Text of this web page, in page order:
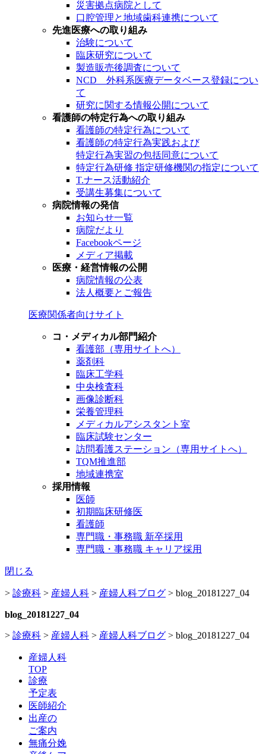
災害拠点病院として
口腔管理と地域歯科連携について
先進医療への取り組み
治験について
臨床研究について
製造販売後調査について
NCD 外科系医療データベース登録につい
て
研究に関する情報公開について
看護師の特定行為への取り組み
看護師の特定行為について
看護師の特定行為実践および
特定行為実習の包括同意について
特定行為研修 指定研修機関の指定について
T.ナース活動紹介
受講生募集について
病院情報の発信
お知らせ一覧
病院だより
Facebookページ
メディア掲載
医療・経営情報の公開
病院情報の公表
法人概要とご報告
医療関係者向けサイト
コ・メディカル部門紹介
看護部（専用サイトへ）
薬剤科
臨床工学科
中央検査科
画像診断科
栄養管理科
メディカルアシスタント室
臨床試験センター
訪問看護ステーション（専用サイトへ）
TQM推進部
地域連携室
採用情報
医師
初期臨床研修医
看護師
専門職・事務職 新卒採用
専門職・事務職 キャリア採用
閉じる
> 診療科 > 産婦人科 > 産婦人科ブログ > blog_20181227_04
blog_20181227_04
> 診療科 > 産婦人科 > 産婦人科ブログ > blog_20181227_04
産婦人科
TOP
診療
予定表
医師紹介
出産の
ご案内
無痛分娩